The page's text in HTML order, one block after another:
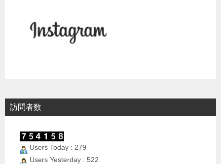
訪問者数
Users Today : 279
Users Yesterday : 522